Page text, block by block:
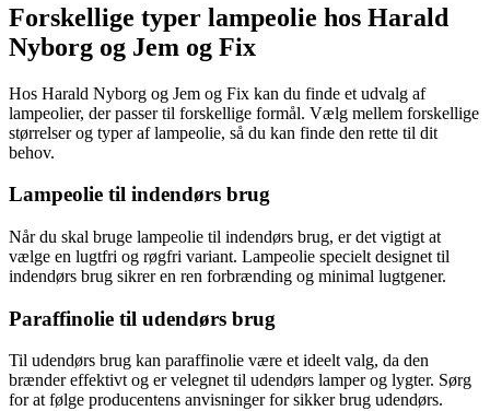
Forskellige typer lampeolie hos Harald
Nyborg og Jem og Fix
Hos Harald Nyborg og Jem og Fix kan du finde et udvalg af
lampeolier, der passer til forskellige formål. Vælg mellem forskellige
størrelser og typer af lampeolie, så du kan finde den rette til dit
behov.
Lampeolie til indendørs brug
Når du skal bruge lampeolie til indendørs brug, er det vigtigt at
vælge en lugtfri og røgfri variant. Lampeolie specielt designet til
indendørs brug sikrer en ren forbrænding og minimal lugtgener.
Paraffinolie til udendørs brug
Til udendørs brug kan paraffinolie være et ideelt valg, da den
brænder effektivt og er velegnet til udendørs lamper og lygter. Sørg
for at følge producentens anvisninger for sikker brug udendørs.